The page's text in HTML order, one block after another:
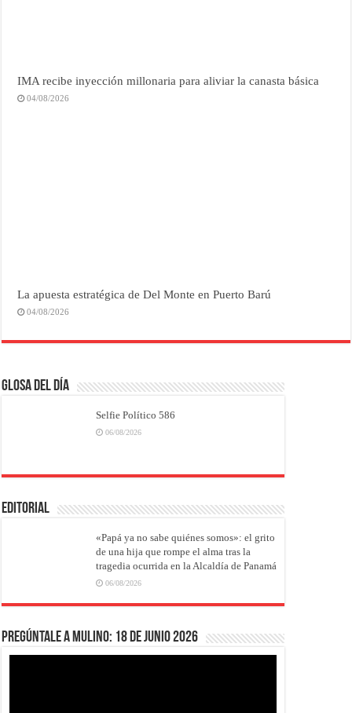
IMA recibe inyección millonaria para aliviar la canasta básica
04/08/2026
La apuesta estratégica de Del Monte en Puerto Barú
04/08/2026
Glosa del Día
Selfie Político 586
06/08/2026
EDITORIAL
«Papá ya no sabe quiénes somos»: el grito
de una hija que rompe el alma tras la
tragedia ocurrida en la Alcaldía de Panamá
06/08/2026
Pregúntale a Mulino: 18 de junio 2026